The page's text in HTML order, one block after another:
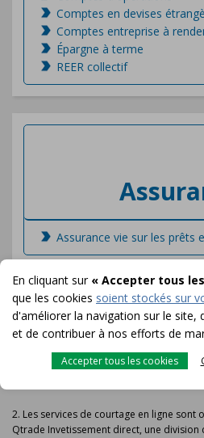
En cliquant sur « Accepter tous
que les cookies soient stockés sur
d'améliorer la navigation sur le site,
et de contribuer à nos efforts de
Accepter tous les cookies
Comptes en devises
Comptes entreprise à
Épargne à terme
REER collectif
Assurance vie sur les prêts
1. Les fonds communs de placement et
l'intermédiaire de Patrimoine Aviso, une
À moins d'indication contraire, les fonds
autres titres et les soldes de liquidités ne
d'assurance-dépôts du Canada ni par un
d'assurance-dépôts qui assure les
2. Les services de courtage en ligne
Qtrade Invetissement direct, une division